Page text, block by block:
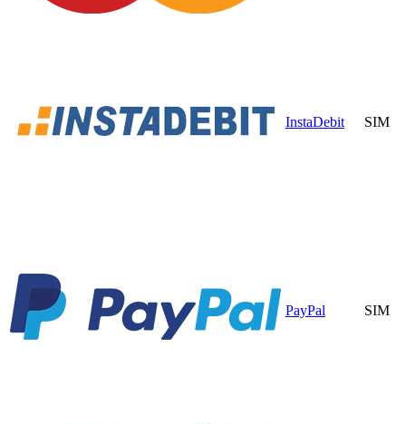
InstaDebit SIM
PayPal SIM